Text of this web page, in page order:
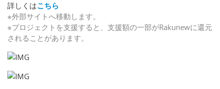
詳しくはこちら
※外部サイトへ移動します。
※プロジェクトを支援すると、支援額の一部がRakunewに還元
されることがあります。